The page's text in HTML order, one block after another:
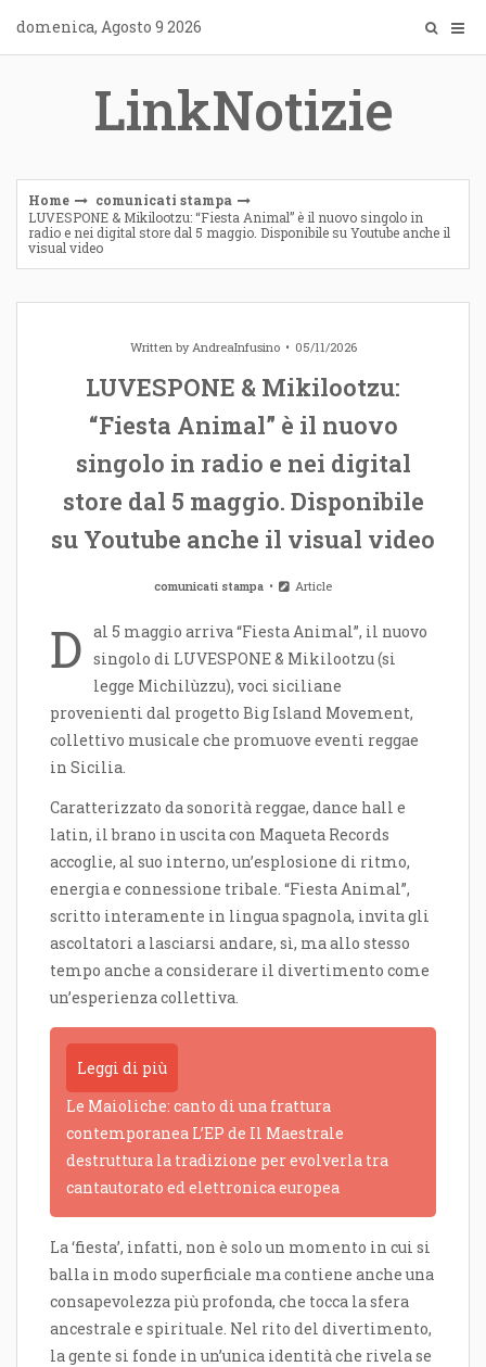
content
domenica, Agosto 9 2026
LinkNotizie
Home
comunicati stampa
LUVESPONE & Mikilootzu: “Fiesta Animal” è il nuovo singolo in
radio e nei digital store dal 5 maggio. Disponibile su Youtube anche il
visual video
Written byAndreaInfusino 05/11/2026
LUVESPONE & Mikilootzu:
“Fiesta Animal” è il nuovo
singolo in radio e nei digital
store dal 5 maggio. Disponibile
su Youtube anche il visual video
comunicati stampa Article
D al 5 maggio arriva “Fiesta Animal”, il nuovo
singolo di LUVESPONE & Mikilootzu (si
legge Michilùzzu), voci siciliane
provenienti dal progetto Big Island Movement,
collettivo musicale che promuove eventi reggae
in Sicilia.
Caratterizzato da sonorità reggae, dance hall e
latin, il brano in uscita con Maqueta Records
accoglie, al suo interno, un’esplosione di ritmo,
energia e connessione tribale. “Fiesta Animal”,
scritto interamente in lingua spagnola, invita gli
ascoltatori a lasciarsi andare, sì, ma allo stesso
tempo anche a considerare il divertimento come
un’esperienza collettiva.
Leggi di più
Le Maioliche: canto di una frattura
contemporanea L’EP de Il Maestrale
destruttura la tradizione per evolverla tra
cantautorato ed elettronica europea
La ‘fiesta’, infatti, non è solo un momento in cui si
balla in modo superficiale ma contiene anche una
consapevolezza più profonda, che tocca la sfera
ancestrale e spirituale. Nel rito del divertimento,
la gente si fonde in un’unica identità che rivela se